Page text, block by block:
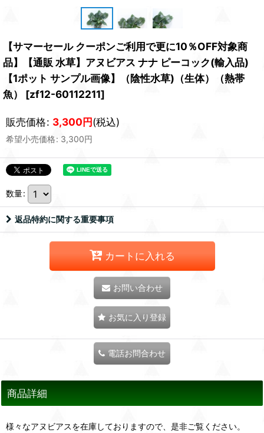
【サマーセール クーポンご利用で更に10％OFF対象商
品】【通販 水草】アヌビアス ナナ ピーコック(輸入品)
【1ポット サンプル画像】（陰性水草)（生体）（熱帯
魚）
[zf12-60112211]
販売価格: 3,300円(税込)
希望小売価格: 3,300円
数量:
返品特約に関する重要事項
カートに入れる
お問い合わせ
お気に入り登録
電話お問合わせ
商品詳細
様々なアヌビアスを在庫しておりますので、是非ご覧ください。